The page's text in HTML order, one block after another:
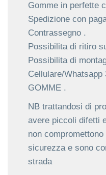
Gomme in perfette
Spedizione con
Contrassegno .
Possibilita di ritiro
Possibilita di
Cellulare/Whatsapp
GOMME .
NB trattandosi di
avere piccoli difetti
non
sicurezza e sono
strada